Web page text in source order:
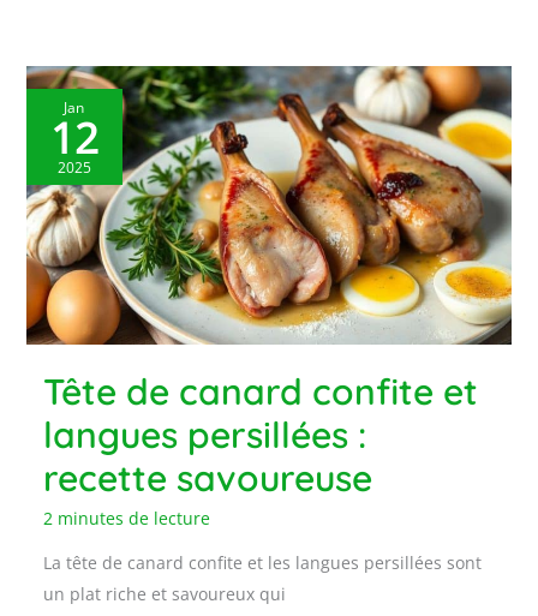
Jan
12
2025
Tête de canard confite et
langues persillées :
recette savoureuse
2 minutes de lecture
La tête de canard confite et les langues persillées sont
un plat riche et savoureux qui